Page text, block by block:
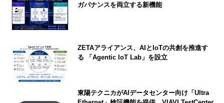
ガバナンスを両立する新機能
ZETAアライアンス、AIとIoTの共創を推進す
る 「Agentic IoT Lab」を設立
東陽テクニカがAIデータセンター向け「Ultra